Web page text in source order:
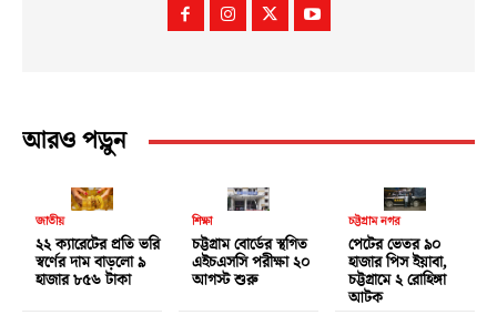
আরও পড়ুন
জাতীয়
২২ ক্যারেটের প্রতি ভরি
স্বর্ণের দাম বাড়লো ৯
হাজার ৮৫৬ টাকা
শিক্ষা
চট্টগ্রাম বোর্ডের স্থগিত
এইচএসসি পরীক্ষা ২০
আগস্ট শুরু
চট্টগ্রাম নগর
পেটের ভেতর ৯০
হাজার পিস ইয়াবা,
চট্টগ্রামে ২ রোহিঙ্গা
আটক